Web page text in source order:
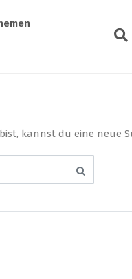
kannst du eine neue